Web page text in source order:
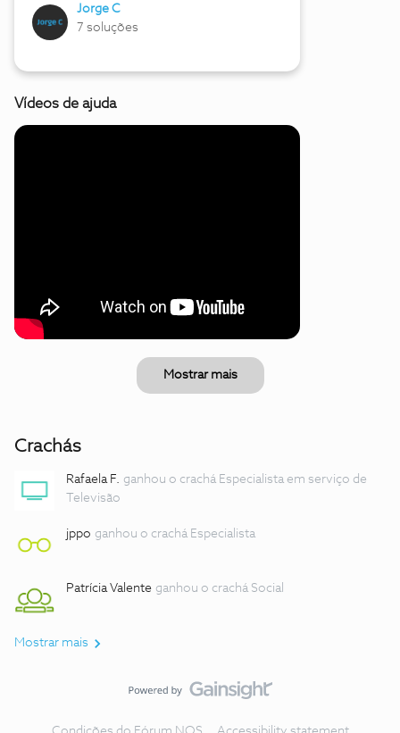
Jorge C
7 soluções
Vídeos de ajuda
Mostrar mais
Crachás
Rafaela F. ganhou o crachá Especialista em serviço de
Televisão
jppo ganhou o crachá Especialista
Patrícia Valente ganhou o crachá Social
Mostrar mais